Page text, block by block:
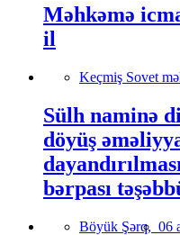
Məhkəmə
il
Keçmiş Sovet
Sülh naminə
döyüş
bərpası
Böyük Şərq, 06